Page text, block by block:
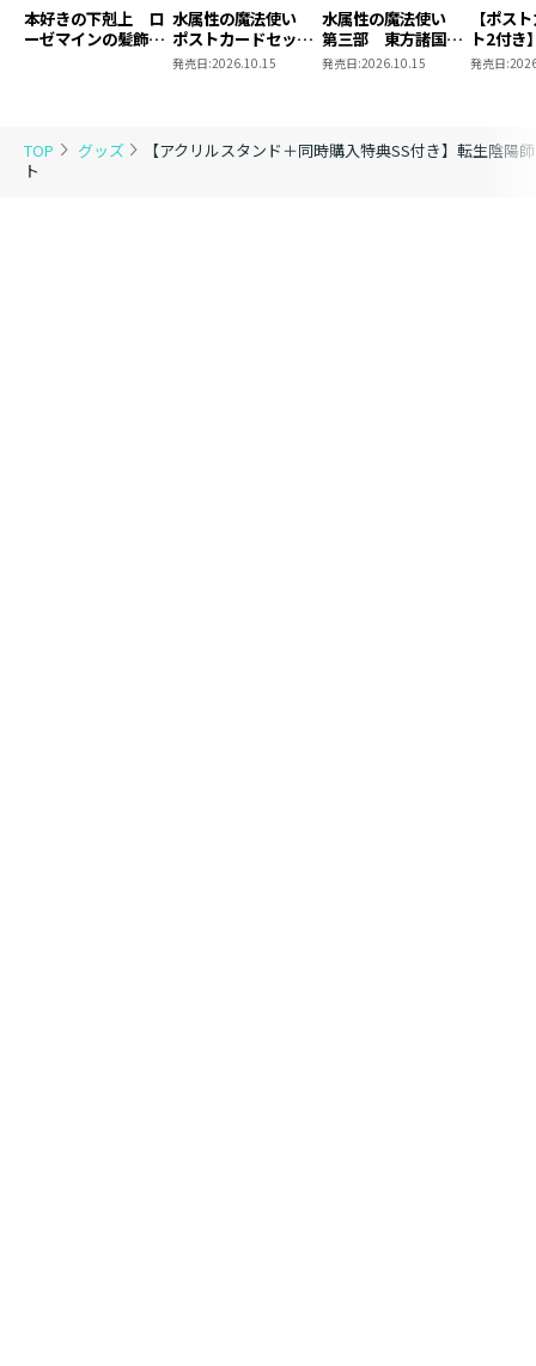
TOP グッズ
【アクリルスタンド＋同時購入特典SS付き】転生陰
ト
コロナEXで採色されていたコミックス第１話のシーンを
アクリルスタンドにしました！
一樹が山姥と対峙するシーンを前後に取り付けるパーツ
アイテム間違いなし！
本好きの下剋上 ロ
ーゼマインの髪飾り
水属性の魔法使い
ポストカードセット
2
発売日:2026.10.15
水属性の魔法使い
第三部 東方諸国編
8 同時発売まとめ
発売日:2026.10.15
【ポス
ト2付き
魔法使
発売日: